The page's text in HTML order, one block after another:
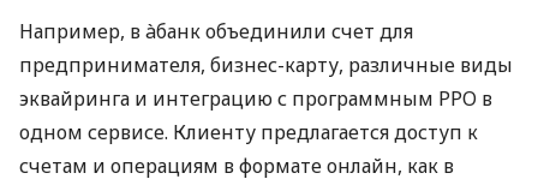
Например, в àбанк объединили счет для
предпринимателя, бизнес-карту, различные виды
эквайринга и интеграцию с программным РРО в
одном сервисе. Клиенту предлагается доступ к
счетам и операциям в формате онлайн, как в